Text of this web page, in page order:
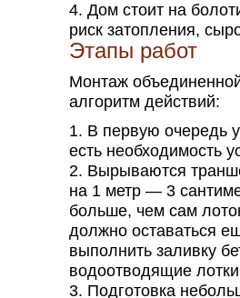
Дом стоит на
риск затопления,
Этапы работ
Монтаж
алгоритм действий:
В первую очередь
есть необходимость
Вырываются
на 1 метр — 3
больше, чем сам
должно оставаться
выполнить заливку
водоотводящие
Подготовка